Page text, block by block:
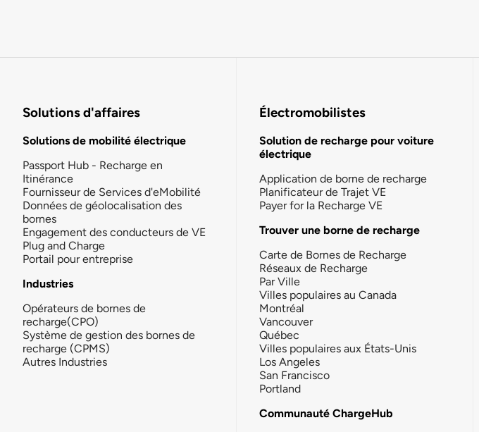
Solutions d'affaires
Solutions de mobilité électrique
Passport Hub - Recharge en
Itinérance
Fournisseur de Services d'eMobilité
Données de géolocalisation des
bornes
Engagement des conducteurs de VE
Plug and Charge
Portail pour entreprise
Industries
Opérateurs de bornes de
recharge(CPO)
Système de gestion des bornes de
recharge (CPMS)
Autres Industries
Électromobilistes
Solution de recharge pour voiture
électrique
Application de borne de recharge
Planificateur de Trajet VE
Payer for la Recharge VE
Trouver une borne de recharge
Carte de Bornes de Recharge
Réseaux de Recharge
Par Ville
Villes populaires au Canada
Montréal
Vancouver
Québec
Villes populaires aux États-Unis
Los Angeles
San Francisco
Portland
Communauté ChargeHub